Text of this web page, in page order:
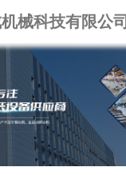
械科技有限公司